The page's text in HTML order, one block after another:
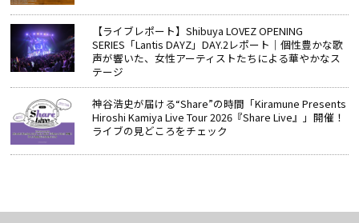
【ライブレポート】Shibuya LOVEZ OPENING
SERIES「Lantis DAYZ」DAY.2レポート｜個性豊かな歌
声が響いた、女性アーティストたちによる華やかなス
テージ
神谷浩史が届ける“Share”の時間――「Kiramune Presents
Hiroshi Kamiya Live Tour 2026『Share Live』」開催！
ライブの見どころをチェック